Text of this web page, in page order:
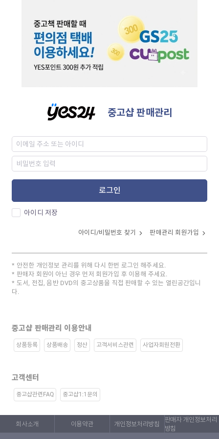
중고샵 판매관리
로그인
아이디 저장
아이디/비밀번호 찾기 판매관리 회원가입
안전한 개인정보 관리를 위해 다시 한번 로그인 해주세요.
판매자 회원이 아닌 경우 먼저 회원가입 후 이용해 주세요.
도서, 전집, 음반 DVD의 중고상품을 직접 판매할 수 있는 열린공간입니
다.
중고샵 판매관리 이용안내
상품등록 상품배송 정산 고객서비스관련 사업자회원전환
고객센터
중고샵관련FAQ 중고샵1:1문의
회사소개 이용약관 개인정보처리방침
판매자 개인정보처리
방침